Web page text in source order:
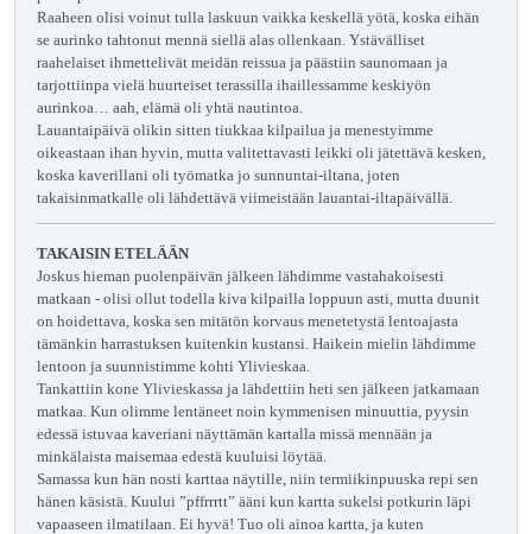
Raaheen olisi voinut tulla laskuun vaikka keskellä yötä, koska eihän
se aurinko tahtonut mennä siellä alas ollenkaan. Ystävälliset
raahelaiset ihmettelivät meidän reissua ja päästiin saunomaan ja
tarjottiinpa vielä huurteiset terassilla ihaillessamme keskiyön
aurinkoa… aah, elämä oli yhtä nautintoa.
Lauantaipäivä olikin sitten tiukkaa kilpailua ja menestyimme
oikeastaan ihan hyvin, mutta valitettavasti leikki oli jätettävä kesken,
koska kaverillani oli työmatka jo sunnuntai-iltana, joten
takaisinmatkalle oli lähdettävä viimeistään lauantai-iltapäivällä.
TAKAISIN ETELÄÄN
Joskus hieman puolenpäivän jälkeen lähdimme vastahakoisesti
matkaan - olisi ollut todella kiva kilpailla loppuun asti, mutta duunit
on hoidettava, koska sen mitätön korvaus menetetystä lentoajasta
tämänkin harrastuksen kuitenkin kustansi. Haikein mielin lähdimme
lentoon ja suunnistimme kohti Ylivieskaa.
Tankattiin kone Ylivieskassa ja lähdettiin heti sen jälkeen jatkamaan
matkaa. Kun olimme lentäneet noin kymmenisen minuuttia, pyysin
edessä istuvaa kaveriani näyttämän kartalla missä mennään ja
minkälaista maisemaa edestä kuuluisi löytää.
Samassa kun hän nosti karttaa näytille, niin termiikinpuuska repi sen
hänen käsistä. Kuului ”pffrrrtt” ääni kun kartta sukelsi potkurin läpi
vapaaseen ilmatilaan. Ei hyvä! Tuo oli ainoa kartta, ja kuten